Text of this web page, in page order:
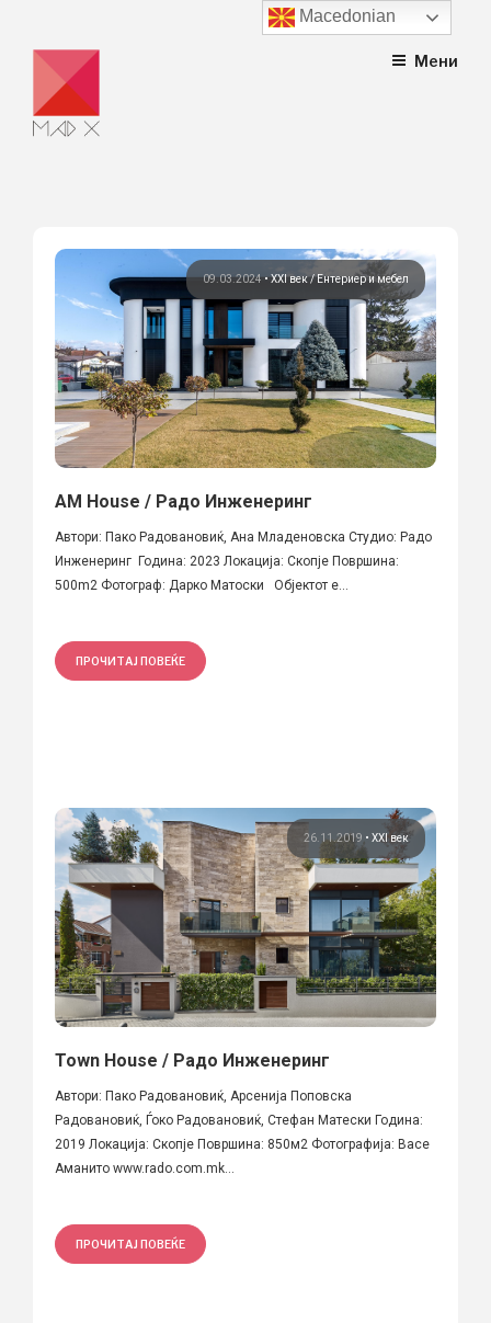
content
Мени
09.03.2024•XXI век Ентериер и мебел
AM House / Радо Инженеринг
Автори: Пако Радовановиќ, Ана Младеновска Студио: Радо
Инженеринг Година: 2023 Локација: Скопје Површина:
500m2 Фотограф: Дарко Матоски Објектот е...
ПРОЧИТАЈ ПОВЕЌЕ
26.11.2019 • XXI век
Town House / Радо Инженеринг
Автори: Пако Радовановиќ, Арсенија Поповска
Радовановиќ, Ѓоко Радовановиќ, Стефан Матески Година:
2019 Локација: Скопје Површина: 850м2 Фотографија: Васе
Аманито www.rado.com.mk...
ПРОЧИТАЈ ПОВЕЌЕ
Macedonian